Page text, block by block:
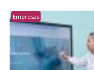
Empresas